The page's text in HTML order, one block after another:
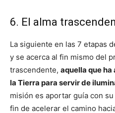
6. El alma
La siguiente en las 7 etapas
y se acerca al fin mismo del
trascendente, aquella que
la Tierra para servir de
misión es aportar guía con
fin de acelerar el camino